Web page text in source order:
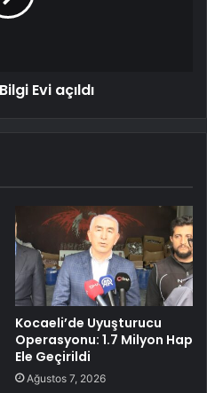
Evi açıldı
Kocaeli’de Uyuşturucu
Operasyonu: 1.7 Milyon Hap
Ele Geçirildi
Ağustos 7, 2026